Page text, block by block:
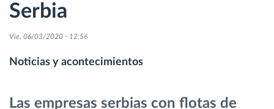
Gestión de plantilla
Serbia
Vie, 06/03/2020 - 12:56
Noticias y acontecimientos
Las empresas serbias con flotas de